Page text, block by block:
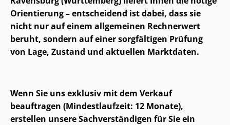
Orientierung – entscheidend ist dabei, dass sie
nicht nur auf einem allgemeinen Rechnerwert
beruht, sondern auf einer sorgfältigen Prüfung
von Lage, Zustand und aktuellen Marktdaten.
Wenn Sie uns exklusiv mit dem Verkauf
beauftragen (Mindestlaufzeit: 12 Monate),
erstellen unsere Sach­ver­stän­di­gen für Sie ein